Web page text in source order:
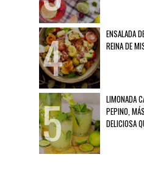
ENSALADA
REINA DE
LIMONADA
PEPINO,
DELICIOSA